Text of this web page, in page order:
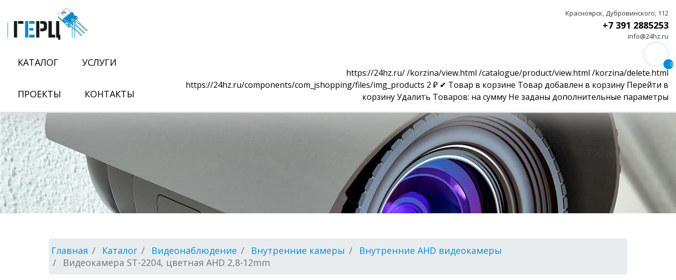
КАТАЛОГ УСЛУГИ
ПРОЕКТЫ КОНТАКТЫ
Красноярск, Дубровинского, 112
+7 391 2885253
info@24hz.ru
0
https://24hz.ru//korzina/view.html /catalogue/product/view.html /korzina/delete.html
https://24hz.ru/components/com_jshopping/files/img_products 2 ₽ ✔ Товар в корзине Товар добавлен в корзину Перейти в
корзинуУдалить Товаров: на сумму Не заданы дополнительные параметры
Главная Каталог Видеонаблюдение Внутренние камеры
Внутренние AHD видеокамеры
Видеокамера ST-2204, цветная AHD 2,8-12mm